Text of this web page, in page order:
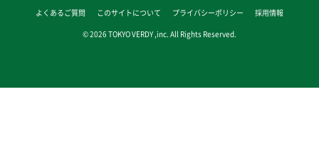
よくあるご質問 このサイトについて プライバシーポリシー
採用情報
© 2026 TOKYO VERDY ,inc. All Rights Reserved.